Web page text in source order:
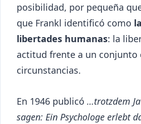
posibilidad, por pequeña
que Frankl identificó como
libertades humanas: la
actitud frente a un conjunto
circunstancias.
En 1946 publicó …trotzdem
sagen: Ein Psychologe erlebt